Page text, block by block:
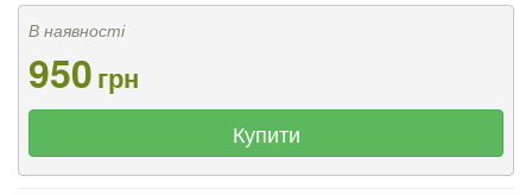
В наявності
950грн
Купити